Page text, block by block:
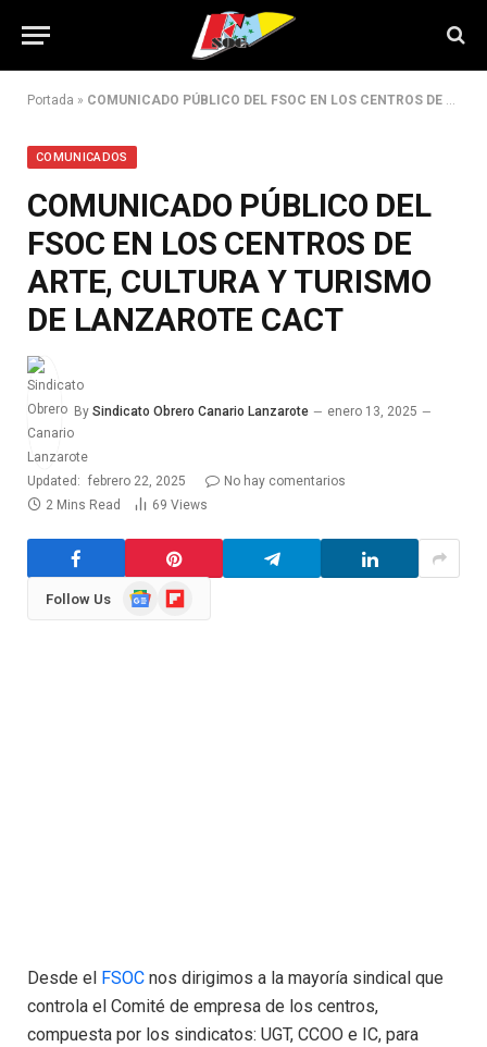
Portada » COMUNICADO PÚBLICO DEL FSOC EN LOS CENTROS DE ARTE, CULTURA Y TURISMO DE LANZAROTE CACT
COMUNICADOS
COMUNICADO PÚBLICO DEL
FSOC EN LOS CENTROS DE
ARTE, CULTURA Y TURISMO
DE LANZAROTE CACT
By Sindicato Obrero Canario Lanzarote enero 13, 2025
Updated: febrero 22, 2025
No hay comentarios
2 Mins Read
69 Views
Follow Us
GoogleFlipboard
Desde el FSOC nos dirigimos a la mayoría sindical que
controla el Comité de empresa de los centros,
compuesta por los sindicatos: UGT, CCOO e IC, para